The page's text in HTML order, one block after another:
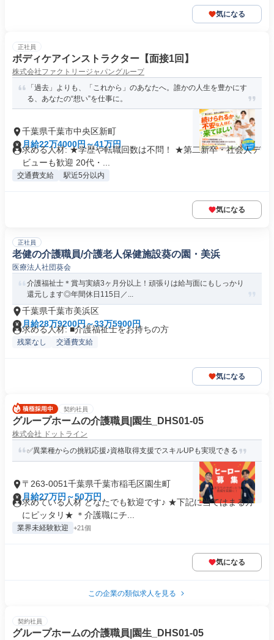
気になる
正社員
ボディケアインストラクター【面接1回】
株式会社ファクトリージャパングループ
「過去」よりも、「これから」のあなたへ。誰かの人生を豊かにす
る、あなたの“想い”を仕事に。
千葉県千葉市中央区新町
月給22万4000円～41万円
求める人材: ★学歴や転職回数は不問！ ★第二新卒・社会人デ
ビューも歓迎 20代・...
交通費支給 駅近5分以内
気になる
正社員
老健の介護職員/介護老人保健施設葵の園・美浜
医療法人社団葵会
介護福祉士＊賞与実績3ヶ月分以上！頑張りは給与面にもしっかり
還元します◎年間休日115日／...
千葉県千葉市美浜区
月給28万9200円～33万5900円
求める人材: ■介護福祉士をお持ちの方
残業なし 交通費支給
気になる
契約社員
グループホームの介護職員|園生_DHS01-05
株式会社 ドットライン
✅異業種からの挑戦応援♪資格取得支援でスキルUPも実現できる
〒263-0051千葉県千葉市稲毛区園生町
月給27万円～50万円
求めている人材 どなたでも歓迎です♪ ★下記に当てはまる方
にピッタリ★ ＊介護職にチ...
業界未経験歓迎 +21個
気になる
この企業の類似求人を見る
契約社員
グループホームの介護職員|園生_DHS01-05